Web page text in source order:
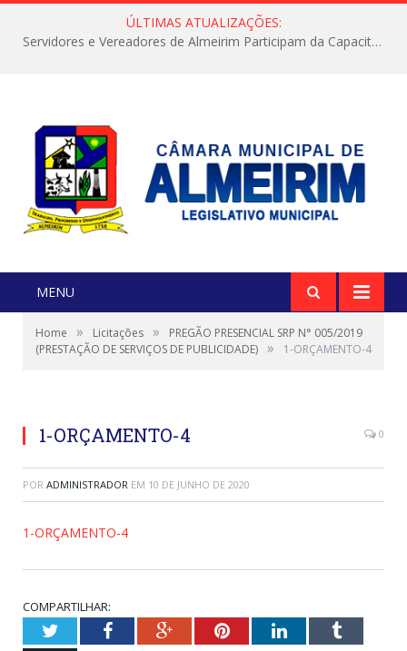
ÚLTIMAS ATUALIZAÇÕES:
Servidores e Vereadores de Almeirim Participam da Capacitação “Orientar é a Nossa Missão”
MENU
Home » Licitações »
PREGÃO PRESENCIAL SRP N° 005/2019
(PRESTAÇÃO DE SERVIÇOS DE PUBLICIDADE) » 1-ORÇAMENTO-4
1-ORÇAMENTO-4 0
POR ADMINISTRADOR EM 10 DE JUNHO DE 2020
1-ORÇAMENTO-4
COMPARTILHAR:
TwitterFacebookGoogle+PinterestLinkedInTumblr